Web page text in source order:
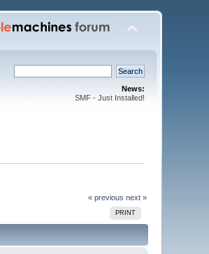
News:
SMF - Just Installed!
« previous next »
PRINT